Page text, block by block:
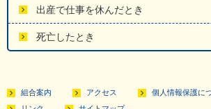
出産で仕事を休んだとき
死亡したとき
組合案内 アクセス
個人情報保護に